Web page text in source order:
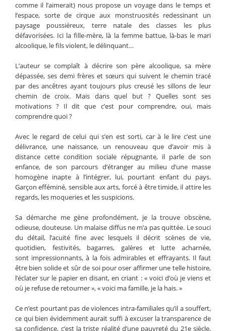
comme il l’aimerait) nous propose un voyage dans le temps et
l’espace, sorte de cirque aux monstruosités redessinant un
paysage poussiéreux, terre natale des classes les plus
défavorisées. Ici la fille-mère, là la femme battue, là-bas le mari
alcoolique, le fils violent, le délinquant…
L’auteur se complaît à décrire son père alcoolique, sa mère
dépassée, ses demi frères et sœurs qui suivent le chemin tracé
par des ancêtres ayant toujours plus creusé les sillons de leur
chemin de croix. Mais dans quel but ? Quelles sont ses
motivations ? Il dit que c’est pour comprendre, oui, mais
comprendre quoi ?
Avec le regard de celui qui s’en est sorti, car à le lire c’est une
délivrance, une naissance, un renouveau que d’avoir mis à
distance cette condition sociale répugnante, il parle de son
enfance, de son parcours d’étranger au milieu d’une masse
homogène inapte à l’intégrer, lui, pourtant enfant du pays.
Garçon efféminé, sensible aux arts, forcé à être timide, il attire les
regards, les moqueries et les suspicions.
Sa démarche me gène profondément, je la trouve obscène,
odieuse, douteuse. Un malaise diffus ne m’a pas quittée. Le souci
du détail, l’acuité fine avec lesquels il décrit scènes de vie,
quotidien, festivités, bagarres, galères et lutte acharnée,
sont impressionnants, à la fois admirables et effrayants. Il faut
être bien solide et sûr de soi pour oser affirmer une telle histoire,
l’éclater sur le papier en disant, en criant : « voici d’où je viens et
où je refuse de retourner », « voici ma famille, je la hais. »
Ce n’est pourtant pas de violences intra-familiales qu’il a souffert,
ce qui bien évidemment aurait suffi à excuser la transparence de
sa confidence, c’est la triste réalité d’une pauvreté du 21e siècle,